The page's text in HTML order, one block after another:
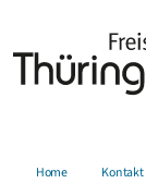
Home Kontakt